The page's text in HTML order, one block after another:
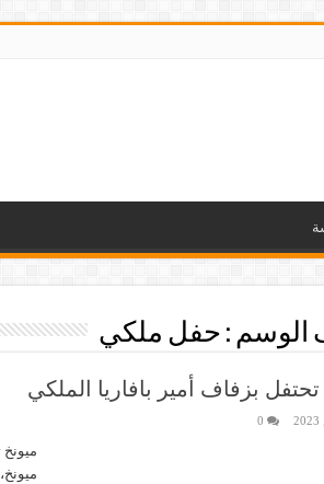
الوسم : حفل ملكي
تحتفل بزفاف أمير بافاريا الملكي
0
ميونخ